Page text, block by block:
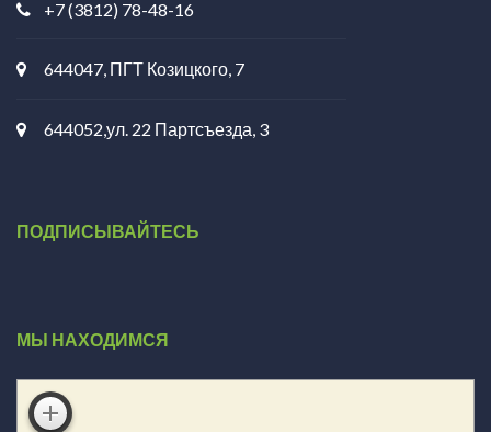
+7 (3812) 78-48-16
644047, ПГТ Козицкого, 7
644052,ул. 22 Партсъезда, 3
ПОДПИСЫВАЙТЕСЬ
МЫ НАХОДИМСЯ